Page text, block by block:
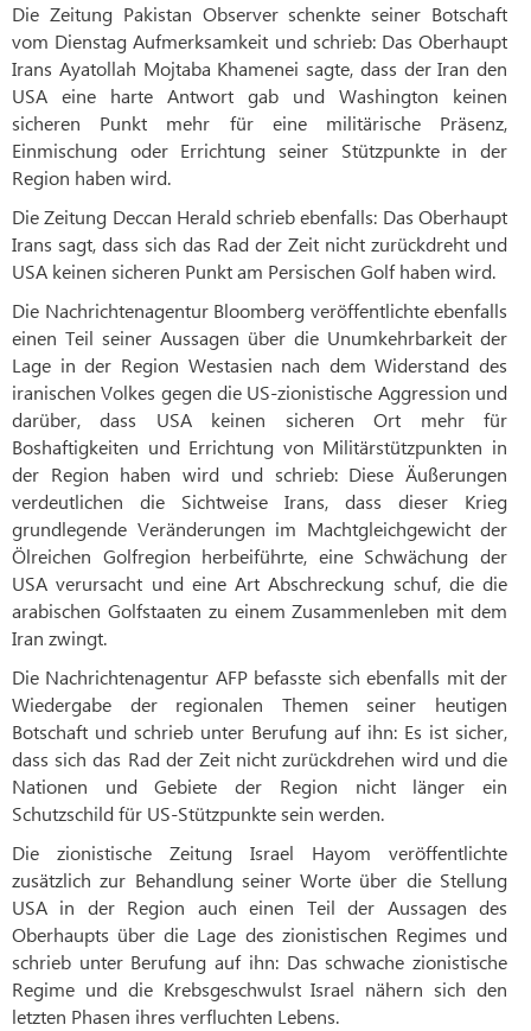
Die Zeitung Pakistan Observer schenkte seiner Botschaft
vom Dienstag Aufmerksamkeit und schrieb: Das Oberhaupt
Irans Ayatollah Mojtaba Khamenei sagte, dass der Iran den
USA eine harte Antwort gab und Washington keinen
sicheren Punkt mehr für eine militärische Präsenz,
Einmischung oder Errichtung seiner Stützpunkte in der
Region haben wird.
Die Zeitung Deccan Herald schrieb ebenfalls: Das Oberhaupt
Irans sagt, dass sich das Rad der Zeit nicht zurückdreht und
USA keinen sicheren Punkt am Persischen Golf haben wird.
Die Nachrichtenagentur Bloomberg veröffentlichte ebenfalls
einen Teil seiner Aussagen über die Unumkehrbarkeit der
Lage in der Region Westasien nach dem Widerstand des
iranischen Volkes gegen die US-zionistische Aggression und
darüber, dass USA keinen sicheren Ort mehr für
Boshaftigkeiten und Errichtung von Militärstützpunkten in
der Region haben wird und schrieb: Diese Äußerungen
verdeutlichen die Sichtweise Irans, dass dieser Krieg
grundlegende Veränderungen im Machtgleichgewicht der
Ölreichen Golfregion herbeiführte, eine Schwächung der
USA verursacht und eine Art Abschreckung schuf, die die
arabischen Golfstaaten zu einem Zusammenleben mit dem
Iran zwingt.
Die Nachrichtenagentur AFP befasste sich ebenfalls mit der
Wiedergabe der regionalen Themen seiner heutigen
Botschaft und schrieb unter Berufung auf ihn: Es ist sicher,
dass sich das Rad der Zeit nicht zurückdrehen wird und die
Nationen und Gebiete der Region nicht länger ein
Schutzschild für US-Stützpunkte sein werden.
Die zionistische Zeitung Israel Hayom veröffentlichte
zusätzlich zur Behandlung seiner Worte über die Stellung
USA in der Region auch einen Teil der Aussagen des
Oberhaupts über die Lage des zionistischen Regimes und
schrieb unter Berufung auf ihn: Das schwache zionistische
Regime und die Krebsgeschwulst Israel nähern sich den
letzten Phasen ihres verfluchten Lebens.